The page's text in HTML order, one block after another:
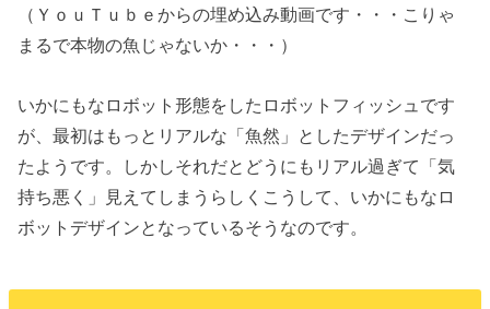
（ＹｏｕＴｕｂｅからの埋め込み動画です・・・こりゃ
まるで本物の魚じゃないか・・・）
いかにもなロボット形態をしたロボットフィッシュです
が、最初はもっとリアルな「魚然」としたデザインだっ
たようです。しかしそれだとどうにもリアル過ぎて「気
持ち悪く」見えてしまうらしくこうして、いかにもなロ
ボットデザインとなっているそうなのです。